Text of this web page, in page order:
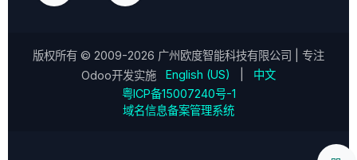
版权所有 © 2009-2026 广州欧度智能科技有限公司
| 专注
Odoo开发实施
English (US)
中文
粤ICP备15007240号-1
域名信息备案管理系统